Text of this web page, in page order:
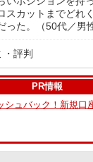
スカットまでどれ
った。（50代／男
評判
PR情報
シュバック！新規口